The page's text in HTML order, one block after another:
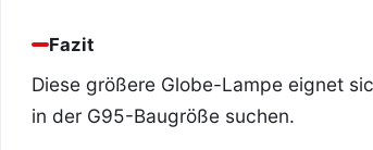
Fazit
Diese größere Globe-Lampe eignet
in der G95-Baugröße suchen.